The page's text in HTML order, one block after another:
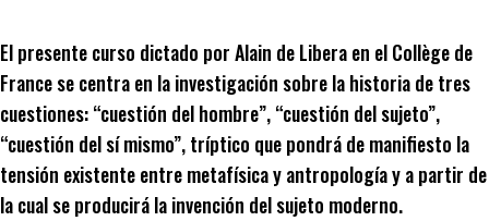
El presente curso dictado por Alain de Libera en el Collège de
France se centra en la investigación sobre la historia de tres
cuestiones: “cuestión del hombre”, “cuestión del sujeto”,
“cuestión del sí mismo”, tríptico que pondrá de manifiesto la
tensión existente entre metafísica y antropología y a partir de
la cual se producirá la invención del sujeto moderno.